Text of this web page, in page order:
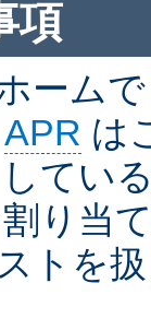
項
ーム
APR は
てい
り当
トを